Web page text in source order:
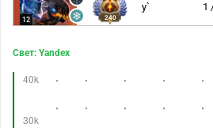
12 240
y` 1
Свет: Yandex